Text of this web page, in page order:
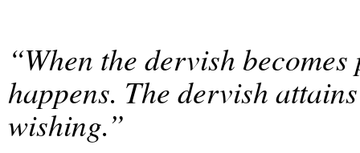
“When the dervish
happens. The dervish
wishing.”